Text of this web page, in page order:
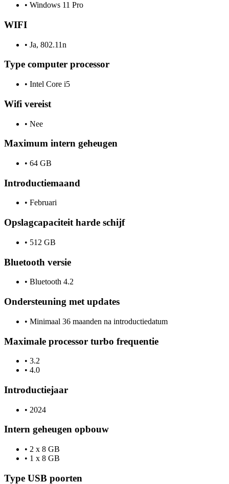
• Windows 11 Pro
WIFI
• Ja, 802.11n
Type computer processor
• Intel Core i5
Wifi vereist
• Nee
Maximum intern geheugen
• 64 GB
Introductiemaand
• Februari
Opslagcapaciteit harde schijf
• 512 GB
Bluetooth versie
• Bluetooth 4.2
Ondersteuning met updates
• Minimaal 36 maanden na introductiedatum
Maximale processor turbo frequentie
• 3.2
• 4.0
Introductiejaar
• 2024
Intern geheugen opbouw
• 2 x 8 GB
• 1 x 8 GB
Type USB poorten